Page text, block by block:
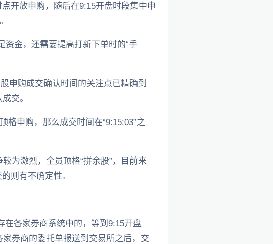
开放申购，随后在9:15开盘时段集中申
金，还需要提高打新下单时的“手
申购成交确认时间的关注点已精确到
交。
申购，那么成交时间在“9:15:03”之
为激烈，全员顶格“拼余股”，目前来
则有不确定性。
在各家券商系统中的，等到9:15开盘
券商的委托单报送到交易所之后，交